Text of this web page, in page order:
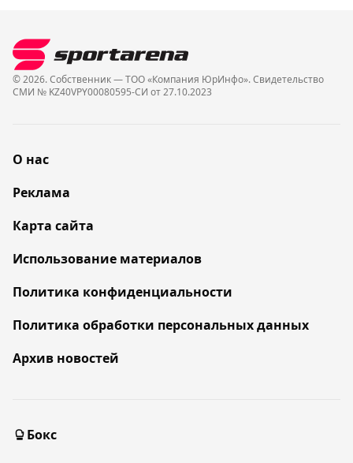
© 2026. Собственник — ТОО «Компания ЮрИнфо». Cвидетельство
СМИ № KZ40VPY00080595-СИ от 27.10.2023
О нас
Реклама
Карта сайта
Использование материалов
Политика конфиденциальности
Политика обработки персональных данных
Архив новостей
Бокс